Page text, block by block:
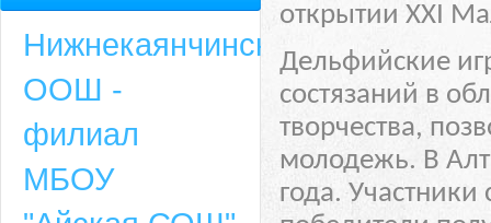
открытии XXI
Дельфийские
состязаний в
творчества,
молодежь. В
года.
Нижнекаянчинская
ООШ -
филиал
МБОУ